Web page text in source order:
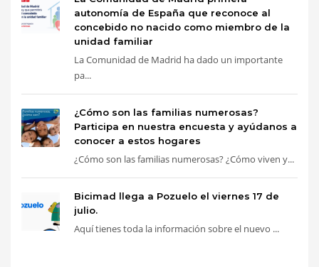
autonomía de España que reconoce al
concebido no nacido como miembro de la
unidad familiar
La Comunidad de Madrid ha dado un importante
pa...
¿Cómo son las familias numerosas?
Participa en nuestra encuesta y ayúdanos a
conocer a estos hogares
¿Cómo son las familias numerosas? ¿Cómo viven y...
Bicimad llega a Pozuelo el viernes 17 de
julio.
Aquí tienes toda la información sobre el nuevo ...